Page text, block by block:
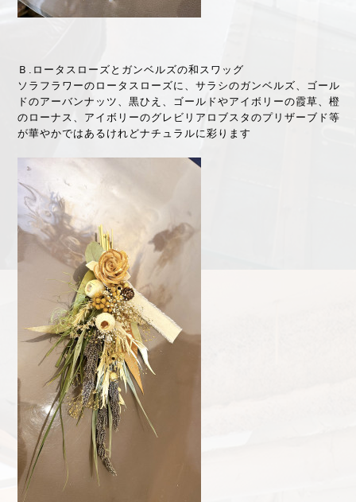
Ｂ.ロータスローズとガンベルズの和スワッグ
ソラフラワーのロータスローズに、サラシのガンベルズ、ゴール
ドのアーバンナッツ、黒ひえ、ゴールドやアイボリーの霞草、橙
のローナス、アイボリーのグレビリアロブスタのプリザーブド等
が華やかではあるけれどナチュラルに彩ります